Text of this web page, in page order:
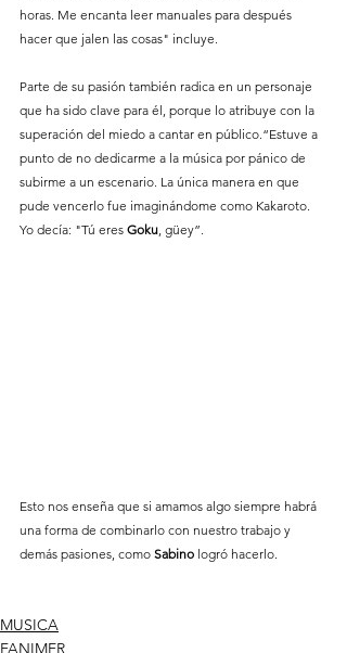
horas. Me encanta leer manuales para después
hacer que jalen las cosas" incluye.
Parte de su pasión también radica en un personaje
que ha sido clave para él, porque lo atribuye con la
superación del miedo a cantar en público.“Estuve a
punto de no dedicarme a la música por pánico de
subirme a un escenario. La única manera en que
pude vencerlo fue imaginándome como Kakaroto.
Yo decía: "Tú eres Goku , güey”.
Esto nos enseña que si amamos algo siempre habrá
una forma de combinarlo con nuestro trabajo y
demás pasiones, como Sabino logró hacerlo.
MUSICA
FANIMER